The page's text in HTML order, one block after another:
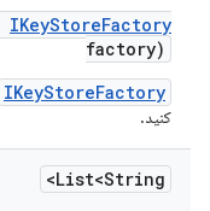
IKeyStoreFactory
factory)
IKeyStoreFactory
کنید.
List<String>